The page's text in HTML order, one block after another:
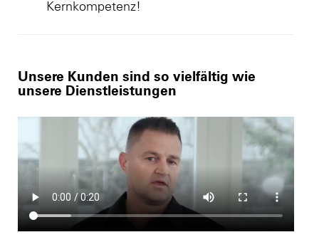
Kernkompetenz!
Unsere Kunden sind so vielfältig wie
unsere Dienstleistungen